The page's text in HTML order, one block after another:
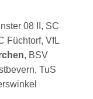
08 II, SC
Füchtorf, VfL
, BSV
TuS